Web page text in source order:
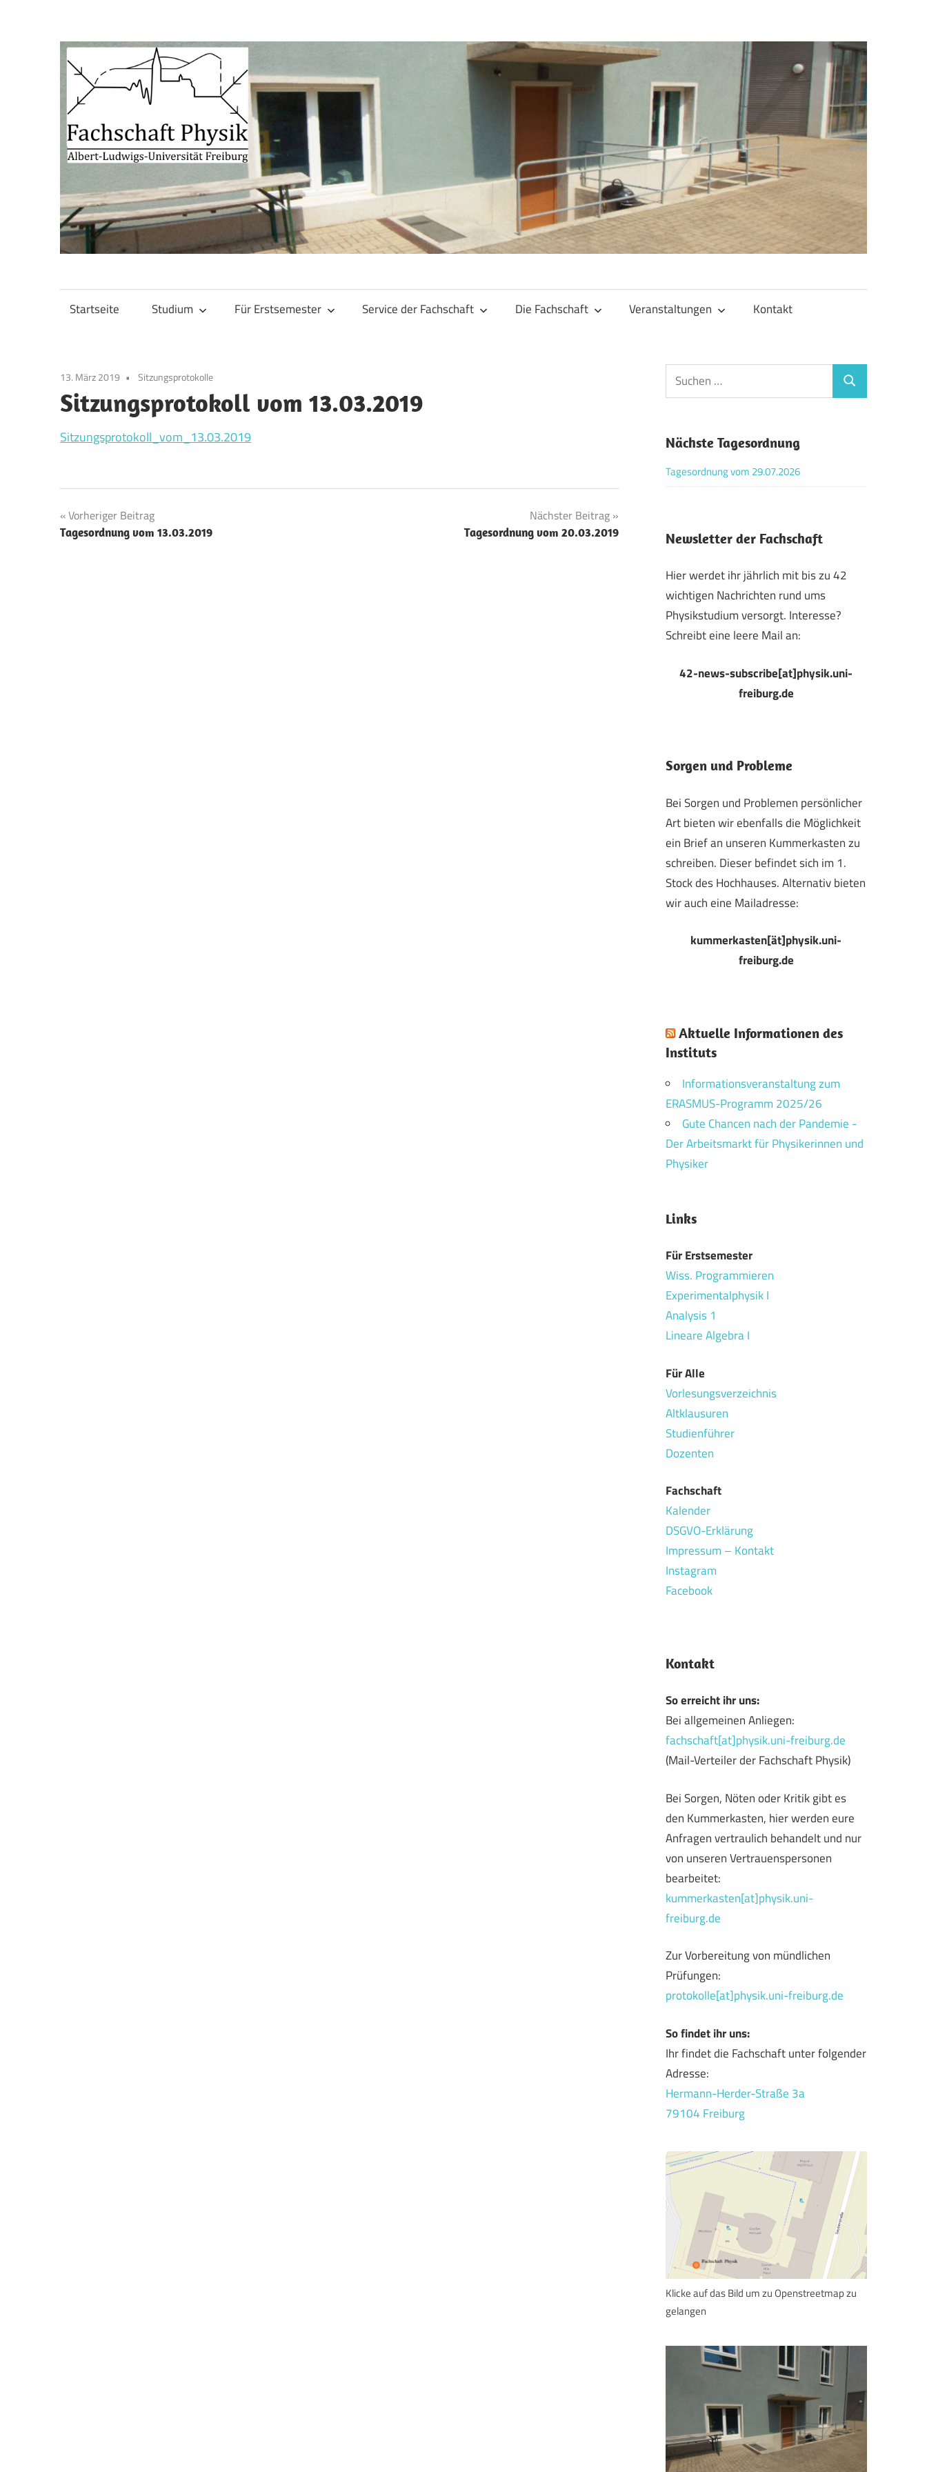
springen
Fachschaft
Physik
Fachschaft
Startseite
Studium Für Erstsemester Service der Fachschaft Die Fachschaft Veranstaltungen Kontakt
13. März 2019 Sitzungsprotokolle
Sitzungsprotokoll vom 13.03.2019
Sitzungsprotokoll_vom_13.03.2019
Beitragsnavigation
Vorheriger Beitrag
Tagesordnung vom 13.03.2019
Nächster Beitrag
Tagesordnung vom 20.03.2019
Suchen
nach:
Suchen
Nächste Tagesordnung
Tagesordnung vom 29.07.2026
Newsletter der Fachschaft
Hier werdet ihr jährlich mit bis zu 42
wichtigen Nachrichten rund ums
Physikstudium versorgt. Interesse?
Schreibt eine leere Mail an:
42-news-subscribe[at]physik.uni-
freiburg.de
Sorgen und Probleme
Bei Sorgen und Problemen persönlicher
Art bieten wir ebenfalls die Möglichkeit
ein Brief an unseren Kummerkasten zu
schreiben. Dieser befindet sich im 1.
Stock des Hochhauses. Alternativ bieten
wir auch eine Mailadresse:
kummerkasten[ät]physik.uni-
freiburg.de
Aktuelle Informationen des
Instituts
Informationsveranstaltung zum
ERASMUS-Programm 2025/26
Gute Chancen nach der Pandemie -
Der Arbeitsmarkt für Physikerinnen und
Physiker
Links
Für Erstsemester
Wiss. Programmieren
Experimentalphysik I
Analysis 1
Lineare Algebra I
Für Alle
Vorlesungsverzeichnis
Altklausuren
Studienführer
Dozenten
Fachschaft
Kalender
DSGVO-Erklärung
Impressum – Kontakt
Instagram
Facebook
Kontakt
So erreicht ihr uns:
Bei allgemeinen Anliegen:
fachschaft[at]physik.uni-freiburg.de
(Mail-Verteiler der Fachschaft Physik)
Bei Sorgen, Nöten oder Kritik gibt es
den Kummerkasten, hier werden eure
Anfragen vertraulich behandelt und nur
von unseren Vertrauenspersonen
bearbeitet:
kummerkasten[at]physik.uni-
freiburg.de
Zur Vorbereitung von mündlichen
Prüfungen:
protokolle[at]physik.uni-freiburg.de
So findet ihr uns:
Ihr findet die Fachschaft unter folgender
Adresse:
Hermann-Herder-Straße 3a
79104 Freiburg
Klicke auf das Bild um zu Openstreetmap zu
gelangen